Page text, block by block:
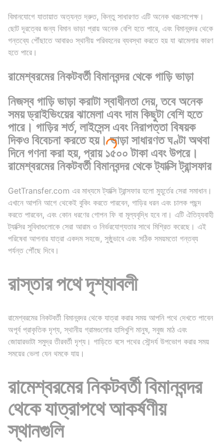
বিমানযোগে যাতায়াত অত্যন্ত দ্রুত, কিন্তু সাধারণত এটি অনেক খরচসাপেক্ষ।
ছোট দূরত্বের জন্য বিমান ভাড়া প্রায় অনেক বেশি হতে পারে, এবং বিমানবন্দর থেকে
গন্তব্যে পৌঁছাতে আবারও স্থানীয় পরিবহনের ব্যবস্থা করতে হয় যা ঝামেলার কারণ
হতে পারে।
রামেশ্বরমের নিকটবর্তী বিমানবন্দর থেকে গাড়ি ভাড়া
নিজস্ব গাড়ি ভাড়া করাটা স্বাধীনতা দেয়, তবে অনেক
সময় ড্রাইভিংয়ের ঝামেলা এবং দাম কিছুটা বেশি হতে
পারে। গাড়ির শর্ত, লাইসেন্স এবং নিরাপত্তা বিষয়ক
দিকও বিবেচনা করতে হয়। ভাড়া সাধারণত ঘণ্টা অথবা
দিনে গণনা করা হয়, প্রায় ১৫০০ টাকা এবং উপরে।
রামেশ্বরমের নিকটবর্তী বিমানবন্দর থেকে ট্যাক্সি ট্রান্সফার
GetTransfer.com এর মাধ্যমে ট্যাক্সি ট্রান্সফার হলো মুহূর্তের সেরা সমাধান।
এখানে আপনি আগে থেকেই বুকিং করতে পারবেন, গাড়ির ধরন এবং চালক পছন্দ
করতে পারবেন, এবং কোন ধরণের গোপন ফি বা মূল্যবৃদ্ধি হবে না। এটি ঐতিহ্যবাহী
ট্যাক্সির সুবিধাগুলোকে সেরা আরাম ও নির্ভরযোগ্যতার সাথে মিশ্রিত করেছে। এই
পরিষেবা আপনার যাত্রা একদম সহজে, সুষ্ঠুভাবে এবং সঠিক সময়মতো গন্তব্য
পর্যন্ত পৌঁছে দিবে।
রাস্তার পথে দৃশ্যাবলী
রামেশ্বরমের নিকটবর্তী বিমানবন্দর থেকে যাত্রা করার সময় আপনি পথে দেখতে পাবেন
অপূর্ব প্রাকৃতিক দৃশ্য, স্থানীয় গ্রামগুলোর হাসিখুশি মানুষ, সবুজ মাঠ এবং
জোয়ারভাটা সমুদ্র তীরবর্তী দৃশ্য। গাড়িতে বসে পথের সৌন্দর্য উপভোগ করার সময়
সময়ের ভেলা যেন থমকে যায়।
রামেশ্বরমের নিকটবর্তী বিমানবন্দর
থেকে যাত্রাপথে আকর্ষণীয়
স্থানগুলি